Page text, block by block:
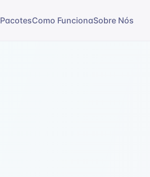
PacotesComo FuncionaSobre Nós